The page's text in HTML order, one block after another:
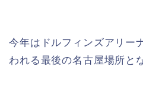
今年はドルフィンズアリー
われる最後の名古屋場所と